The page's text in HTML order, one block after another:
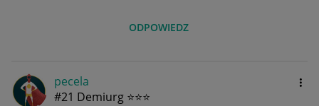
ODPOWIEDZ
pecela
#21 Demiurg ⭐⭐⭐